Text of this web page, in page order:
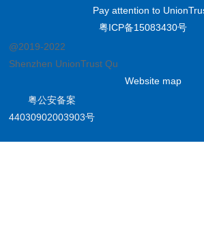
Pay attention to
粤ICP备15083430号
@2019-2022
Shenzhen UnionTrust Quality and
Website map
粤公安备案
44030902003903号